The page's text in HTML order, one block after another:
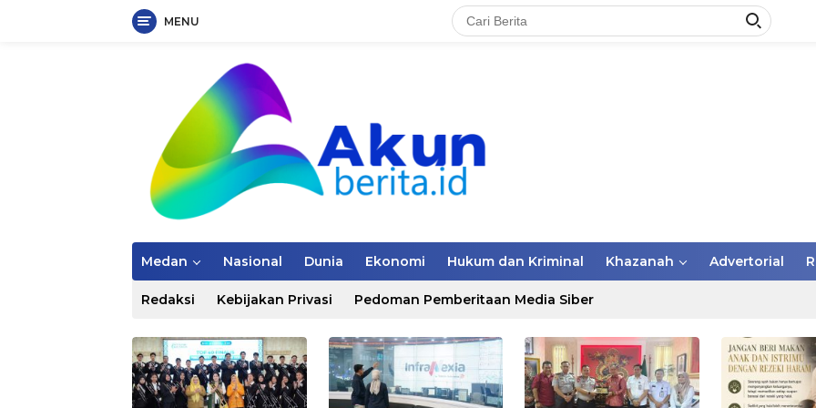
MENU
Medan Nasional Dunia Ekonomi Hukum dan Kriminal Khazanah Advertorial
Redaksi Kebijakan Privasi Pedoman Pemberitaan Media Siber